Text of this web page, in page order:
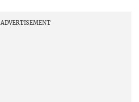
ADVERTISEMENT